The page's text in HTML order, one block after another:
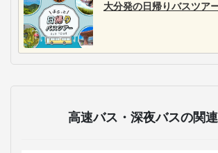
大分発の日帰りバスツア
高速バス・深夜バスの関